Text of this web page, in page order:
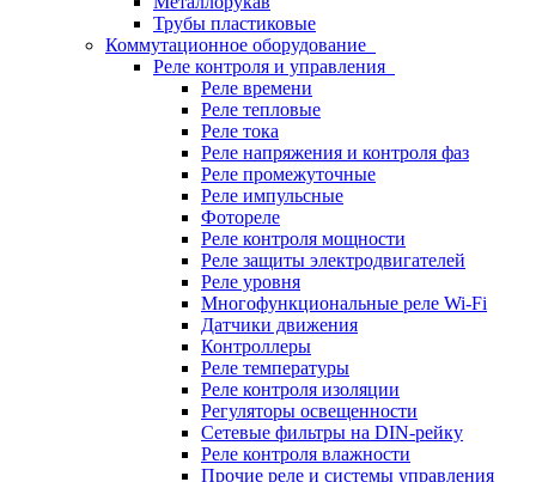
Трубы пластиковые
Коммутационное оборудование
Реле контроля и управления
Реле времени
Реле тепловые
Реле тока
Реле напряжения и контроля фаз
Реле промежуточные
Реле импульсные
Фотореле
Реле контроля мощности
Реле защиты электродвигателей
Реле уровня
Многофункциональные реле Wi-Fi
Датчики движения
Контроллеры
Реле температуры
Реле контроля изоляции
Регуляторы освещенности
Сетевые фильтры на DIN-рейку
Реле контроля влажности
Прочие реле и системы управления